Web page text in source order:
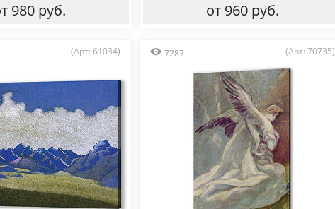
980 руб. от 960 руб.
(Арт: 61034) 7287 (Арт: 70735)